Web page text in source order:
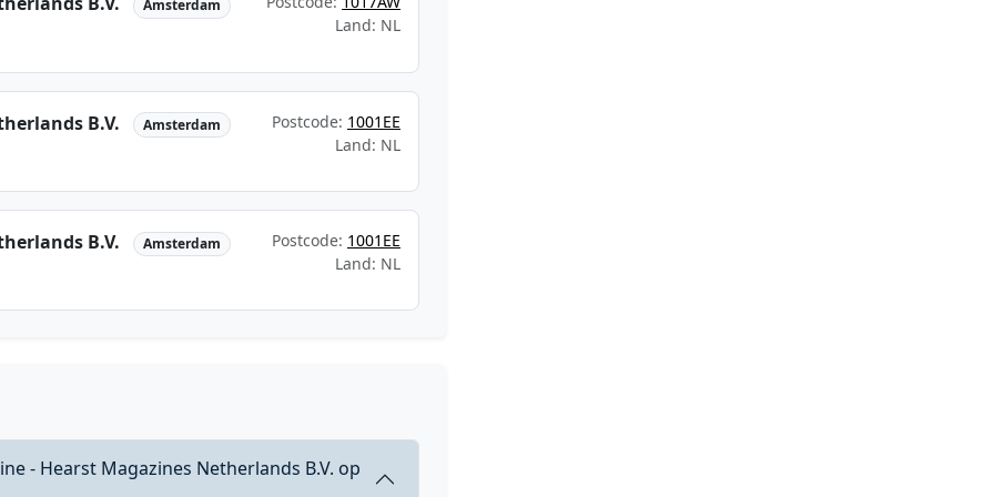
Amsterdam
Land: NL
B.V. Amsterdam Postcode: 1001EE
Land: NL
B.V. Amsterdam Postcode: 1001EE
Land: NL
- Hearst Magazines Netherlands B.V. op